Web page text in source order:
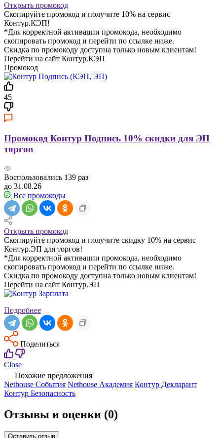
Открыть промокод
Скопируйте промокод и получите 10% на сервис
Контур.КЭП!
*Для корректной активации промокода, необходимо
скопировать промокод и перейти по ссылке ниже.
Скидка по промокоду доступна только новым клиентам!
Перейти на сайт Контур.КЭП
Промокод
45
Промокод Контур Подпись 10% скидки для ЭП
торгов
Воспользовались 139 раз
до 31.08.26
Все промокоды
Открыть промокод
Скопируйте промокод и получите скидку 10% на сервис
Контур.ЭП для торгов!
*Для корректной активации промокода, необходимо
скопировать промокод и перейти по ссылке ниже.
Скидка по промокоду доступна только новым клиентам!
Перейти на сайт Контур.ЭП
Подробнее
Поделиться
Close
Похожие предложения
Nethouse События Nethouse Академия Контур Декларант
Контур Безопасность
Отзывы и оценки (0)
Оставить отзыв